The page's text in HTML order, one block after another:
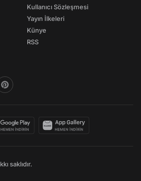
Kullanıcı Sözleşmesi
Yayın İlkeleri
Künye
RSS
saklıdır.